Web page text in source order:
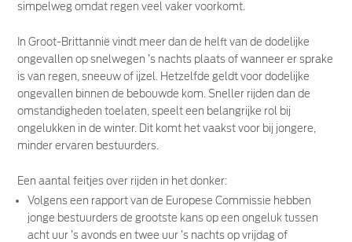
simpelweg omdat regen veel vaker voorkomt.
In Groot-Brittannië vindt meer dan de helft van de dodelijke
ongevallen op snelwegen ’s nachts plaats of wanneer er sprake
is van regen, sneeuw of ijzel. Hetzelfde geldt voor dodelijke
ongevallen binnen de bebouwde kom. Sneller rijden dan de
omstandigheden toelaten, speelt een belangrijke rol bij
ongelukken in de winter. Dit komt het vaakst voor bij jongere,
minder ervaren bestuurders.
Een aantal feitjes over rijden in het donker:
Volgens een rapport van de Europese Commissie hebben
jonge bestuurders de grootste kans op een ongeluk tussen
acht uur ’s avonds en twee uur ’s nachts op vrijdag of